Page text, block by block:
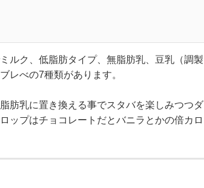
ルク、低脂肪タイプ、無脂肪乳、豆乳（調製
レべの7種類があります。
肪乳に置き換える事でスタバを楽しみつつダ
ップはチョコレートだとバニラとかの倍カロ